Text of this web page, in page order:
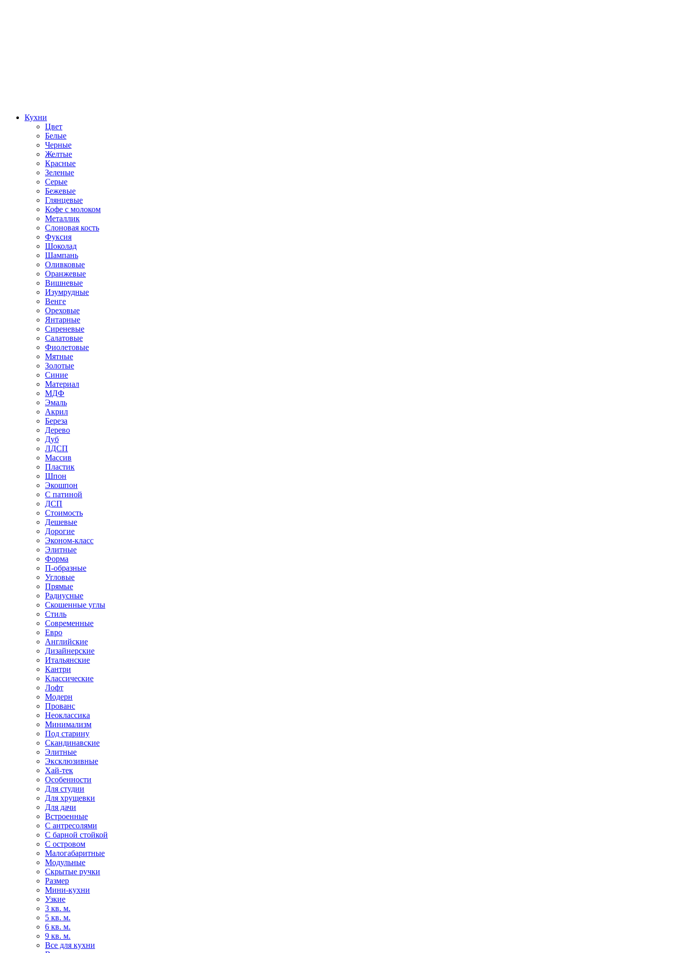
Кухни
Цвет
Белые
Черные
Желтые
Красные
Зеленые
Серые
Бежевые
Глянцевые
Кофе с молоком
Металлик
Слоновая кость
Фуксия
Шоколад
Шампань
Оливковые
Оранжевые
Вишневые
Изумрудные
Венге
Ореховые
Янтарные
Сиреневые
Салатовые
Фиолетовые
Мятные
Золотые
Синие
Материал
МДФ
Эмаль
Акрил
Береза
Дерево
Дуб
ЛДСП
Массив
Пластик
Шпон
Экошпон
С патиной
ДСП
Стоимость
Дешевые
Дорогие
Эконом-класс
Элитные
Форма
П-образные
Угловые
Прямые
Радиусные
Скошенные углы
Стиль
Современные
Евро
Английские
Дизайнерские
Итальянские
Кантри
Классические
Лофт
Модерн
Прованс
Неоклассика
Минимализм
Под старину
Скандинавские
Элитные
Эксклюзивные
Хай-тек
Особенности
Для студии
Для хрущевки
Для дачи
Встроенные
С антресолями
С барной стойкой
С островом
Малогабаритные
Модульные
Скрытые ручки
Размер
Мини-кухни
Узкие
3 кв. м.
5 кв. м.
6 кв. м.
9 кв. м.
Все для кухни